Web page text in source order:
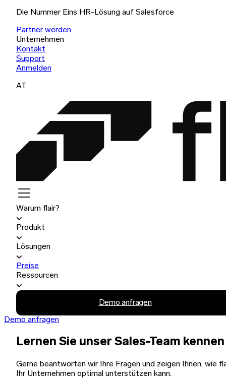
Die Nummer Eins HR-Lösung auf Salesforce
Partner werden
Unternehmen
Kontakt
Support
Anmelden
AT
Warum flair?
Produkt
Lösungen
Preise
Ressourcen
Demo anfragen
Demo anfragen
Lernen Sie unser Sales-Team kennen
Gerne beantworten wir Ihre Fragen und zeigen Ihnen, wie
Ihr Unternehmen optimal unterstützen kann.